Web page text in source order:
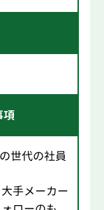
項
世代の社員
手メーカー